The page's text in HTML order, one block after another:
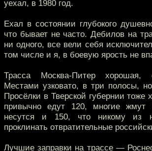
уехал, в 1980 год.
Ехал в состоянии глубокого
что бывает не часто. Дебилов на
ни одного, все вели себя
том числе и я, в боевую ярость не
Трасса Москва-Питер хорошая,
Местами узковато, в три полосы,
Просёлки в Тверской губернии
привычно едут 120, многие жмут
несутся и 150, что никому из
проклинать отвратительные
Лучшие заправки на трассе —